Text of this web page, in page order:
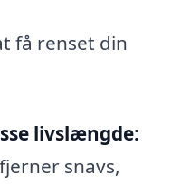
få renset din
livslængde:
snavs,